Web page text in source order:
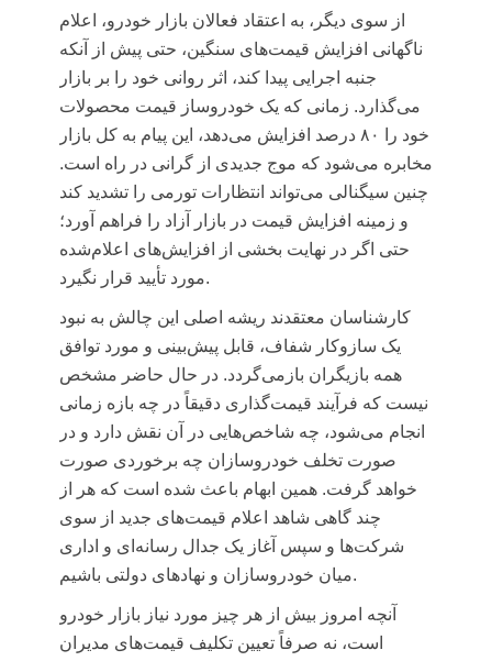
از سوی دیگر، به اعتقاد فعالان بازار خودرو، اعلام
ناگهانی افزایش قیمت‌های سنگین، حتی پیش از آنکه
جنبه اجرایی پیدا کند، اثر روانی خود را بر بازار
می‌گذارد. زمانی که یک خودروساز قیمت محصولات
خود را ۸۰ درصد افزایش می‌دهد، این پیام به کل بازار
مخابره می‌شود که موج جدیدی از گرانی در راه است.
چنین سیگنالی می‌تواند انتظارات تورمی را تشدید کند
و زمینه افزایش قیمت در بازار آزاد را فراهم آورد؛
حتی اگر در نهایت بخشی از افزایش‌های اعلام‌شده
مورد تأیید قرار نگیرد.
کارشناسان معتقدند ریشه اصلی این چالش به نبود
یک سازوکار شفاف، قابل پیش‌بینی و مورد توافق
همه بازیگران بازمی‌گردد. در حال حاضر مشخص
نیست که فرآیند قیمت‌گذاری دقیقاً در چه بازه زمانی
انجام می‌شود، چه شاخص‌هایی در آن نقش دارد و در
صورت تخلف خودروسازان چه برخوردی صورت
خواهد گرفت. همین ابهام باعث شده است که هر از
چند گاهی شاهد اعلام قیمت‌های جدید از سوی
شرکت‌ها و سپس آغاز یک جدال رسانه‌ای و اداری
میان خودروسازان و نهادهای دولتی باشیم.
آنچه امروز بیش از هر چیز مورد نیاز بازار خودرو
است، نه صرفاً تعیین تکلیف قیمت‌های مدیران